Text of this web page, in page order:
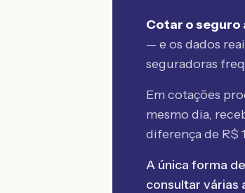
Cotar o seguro
— e os dados
seguradoras
Em cotações
mesmo dia,
diferença de R$
A única forma
consultar várias